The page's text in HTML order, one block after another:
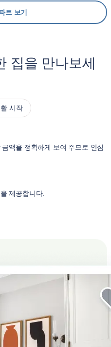
트 보기
집을 만나보세
시작
액을 정확하게 보여 주므로 안심
제공합니다.